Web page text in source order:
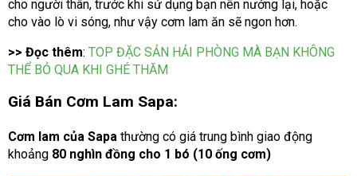
cho người thân, trước khi sử dụng bạn nên nướng lại, hoặc
cho vào lò vi sóng, như vậy cơm lam ăn sẽ ngon hơn.
>> Đọc thêm: TOP ĐẶC SẢN HẢI PHÒNG MÀ BẠN KHÔNG
THỂ BỎ QUA KHI GHÉ THĂM
Giá Bán Cơm Lam Sapa:
Cơm lam của Sapa thường có giá trung bình giao động
khoảng 80 nghìn đồng cho 1 bó (10 ống cơm)